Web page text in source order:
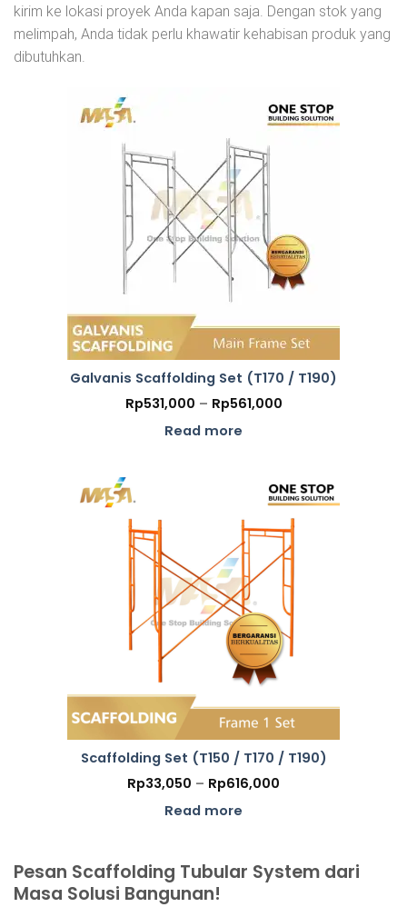
kirim ke lokasi proyek Anda kapan saja. Dengan stok yang
melimpah, Anda tidak perlu khawatir kehabisan produk yang
dibutuhkan.
Galvanis Scaffolding Set (T170 / T190)
Rp531,000 – Rp561,000Price
Read more
Scaffolding Set (T150 / T170 / T190)
Rp33,050 – Rp616,000
Read more
Pesan Scaffolding Tubular System dari
Masa Solusi Bangunan!